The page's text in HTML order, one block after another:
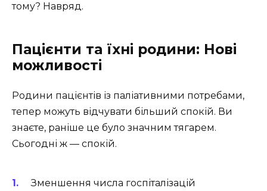
тому? Навряд.
Пацієнти та їхні родини: Нові
можливості
Родини пацієнтів із паліативними потребами,
тепер можуть відчувати більший спокій. Ви
знаєте, раніше це було значним тягарем.
Сьогодні ж — спокій.
Зменшення числа госпіталізацій